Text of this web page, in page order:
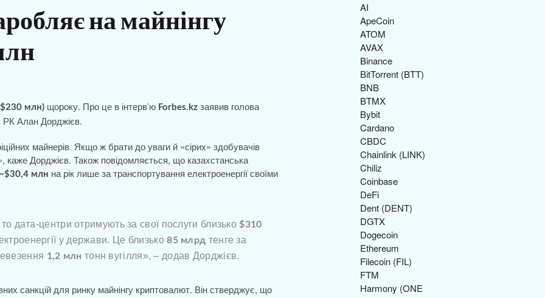
на майнінгу
млн) щороку. Про це в інтерв’ю Forbes.kz заявив голова
РК Алан Дорджієв.
майнерів. Якщо ж брати до уваги й «сірих» здобувачів
Дорджієв. Також повідомляється, що казахстанська
млн на рік лише за транспортування електроенергії своїми
дата-центри отримують за свої послуги близько$310
у держави. Це близько85 млрд тенге за
1,2 млн тонн вугілля», – додав Дорджієв.
санкцій для ринку майнінгу криптовалют. Він стверджує, що
AI
ApeCoin
ATOM
AVAX
Binance
BitTorrent (BTT)
BNB
BTMX
Bybit
Cardano
CBDC
Chainlink (LINK)
Chiliz
Coinbase
DeFi
Dent (DENT)
DGTX
Dogecoin
Ethereum
Filecoin (FIL)
FTM
Harmony (ONE